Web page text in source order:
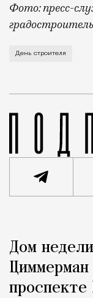
Фото: пресс-
В этом году
День строителя
Город
Дом
проспекте